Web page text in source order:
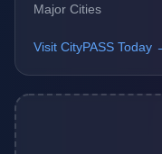
Major Cities
Visit CityPASS Today